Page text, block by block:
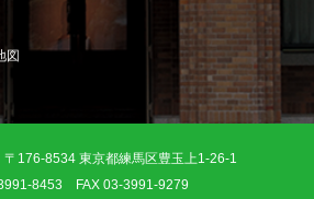
図
176-8534 東京都練馬区豊玉上1-26-1
8453 FAX 03-3991-9279